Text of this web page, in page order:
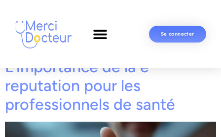
Se connecter
L’importance de la e-
reputation pour les
professionnels de santé